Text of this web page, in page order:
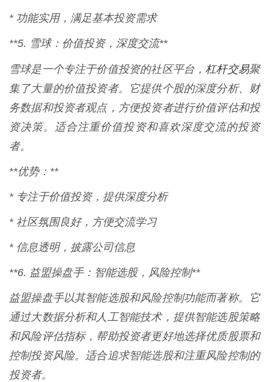
* 功能实用，满足基本投资需求
**5. 雪球：价值投资，深度交流**
雪球是一个专注于价值投资的社区平台，杠杆交易聚
集了大量的价值投资者。它提供个股的深度分析、财
务数据和投资者观点，方便投资者进行价值评估和投
资决策。适合注重价值投资和喜欢深度交流的投资
者。
**优势：**
* 专注于价值投资，提供深度分析
* 社区氛围良好，方便交流学习
* 信息透明，披露公司信息
**6. 益盟操盘手：智能选股，风险控制**
益盟操盘手以其智能选股和风险控制功能而著称。它
通过大数据分析和人工智能技术，提供智能选股策略
和风险评估指标，帮助投资者更好地选择优质股票和
控制投资风险。适合追求智能选股和注重风险控制的
投资者。